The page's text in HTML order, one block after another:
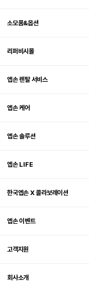
소모품&옵션
리퍼비시몰
엡손 렌탈 서비스
엡손 케어
엡손 솔루션
엡손 LIFE
한국엡손 X 콜라보레이션
엡손 이벤트
고객지원
회사소개